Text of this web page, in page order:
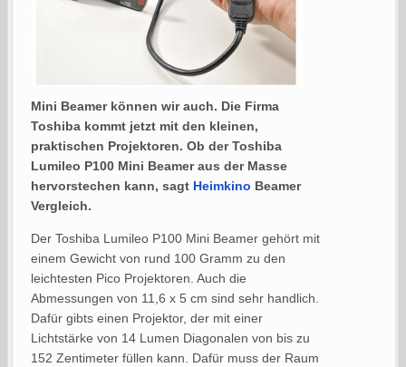
Mini Beamer können wir auch. Die Firma
Toshiba kommt jetzt mit den kleinen,
praktischen Projektoren. Ob der Toshiba
Lumileo P100 Mini Beamer aus der Masse
hervorstechen kann, sagt Heimkino Beamer
Vergleich.
Der Toshiba Lumileo P100 Mini Beamer gehört mit
einem Gewicht von rund 100 Gramm zu den
leichtesten Pico Projektoren. Auch die
Abmessungen von 11,6 x 5 cm sind sehr handlich.
Dafür gibts einen Projektor, der mit einer
Lichtstärke von 14 Lumen Diagonalen von bis zu
152 Zentimeter füllen kann. Dafür muss der Raum